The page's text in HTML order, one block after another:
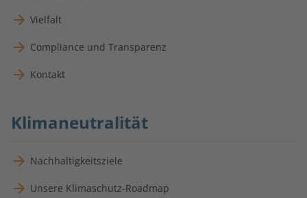
Vielfalt
Compliance und Transparenz
Kontakt
Klimaneutralität
Nachhaltigkeitsziele
Unsere Klimaschutz-Roadmap